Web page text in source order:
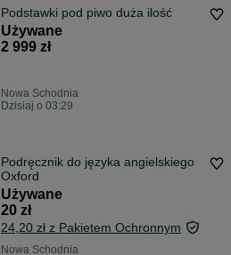
Podstawki pod piwo duża ilość
Używane
2 999 zł
Nowa Schodnia
Dzisiaj o 03:29
Podręcznik do języka angielskiego
Oxford
Używane
20 zł
24,20 zł z Pakietem Ochronnym
Nowa Schodnia